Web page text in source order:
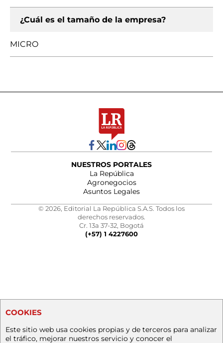
¿Cuál es el tamaño de la empresa?
MICRO
NUESTROS PORTALES
La República
Agronegocios
Asuntos Legales
© 2026, Editorial La República S.A.S. Todos los
derechos reservados.
Cr. 13a 37-32, Bogotá
(+57) 1 4227600
COOKIES
Este sitio web usa cookies propias y de terceros para analizar
el tráfico, mejorar nuestros servicio y conocer el